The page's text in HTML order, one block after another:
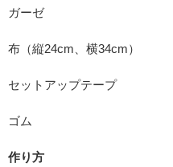
ガーゼ
布（縦24cm、横34cm）
セットアップテープ
ゴム
作り方